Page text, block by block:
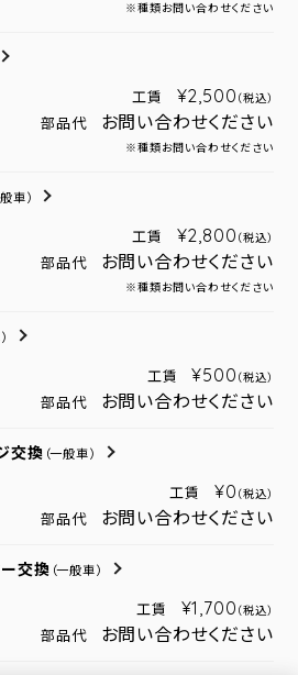
※種類お問い合わせください
工賃 ¥2,500 （税込）
部品代 お問い合わせください
※種類お問い合わせください
車）
工賃 ¥2,800 （税込）
部品代 お問い合わせください
※種類お問い合わせください
工賃 ¥500 （税込）
部品代 お問い合わせください
交換 （一般車）
工賃 ¥0 （税込）
部品代 お問い合わせください
交換 （一般車）
工賃 ¥1,700 （税込）
部品代 お問い合わせください